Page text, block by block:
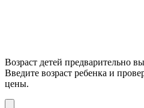
Возраст детей предварительно
Введите возраст ребенка и
цены.